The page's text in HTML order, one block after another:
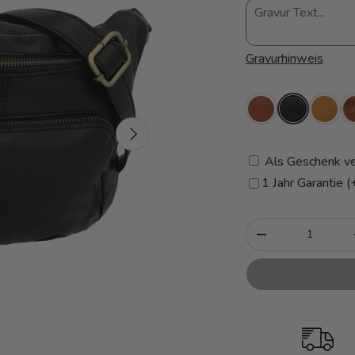
Nächste
Gravurhinweis
Als Geschenk
1 Jahr Garantie
-